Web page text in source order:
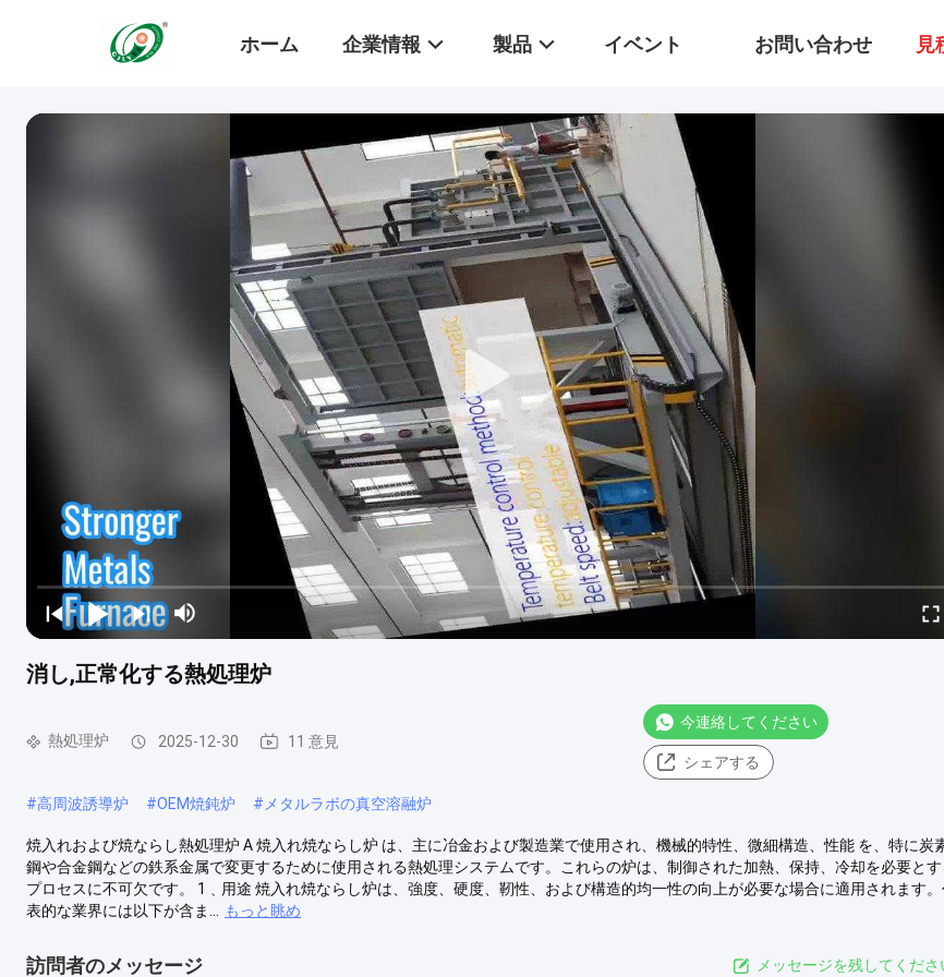
ホーム 企業情報 製品 イベント お問い合わせ 見
消し,正常化する熱処理炉
熱処理炉 2025-12-30 11 意見
今連絡してください
シェアする
#高周波誘導炉 #OEM焼鈍炉 # メタルラボの真空溶融炉
焼入れおよび焼ならし熱処理炉 A 焼入れ焼ならし炉 は、主に冶金および製造業で使用され、機械的特性、微細構造、性能 を、特に炭
鋼や合金鋼などの鉄系金属で変更するために使用される熱処理システムです。これらの炉は、制御された加熱、保持、冷却を必要とす
プロセスに不可欠です。 1﹑用途 焼入れ焼ならし炉は、強度、硬度、靭性、および構造的均一性の向上が必要な場合に適用されます
表的な業界には以下が含ま...
もっと眺め
訪問者のメッセージ メッセージを残してくださ